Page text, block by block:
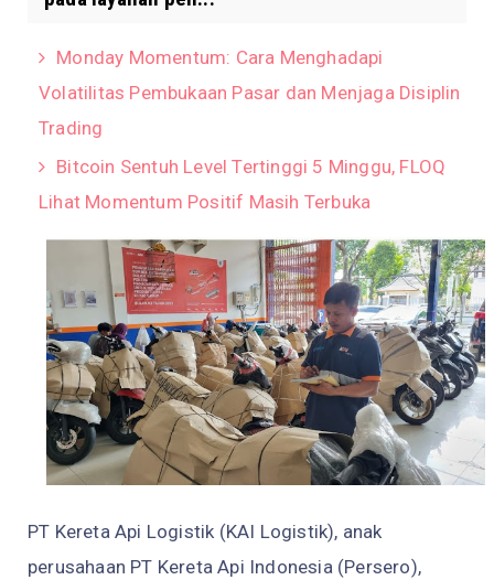
Monday Momentum: Cara Menghadapi
Volatilitas Pembukaan Pasar dan Menjaga Disiplin
Trading
Bitcoin Sentuh Level Tertinggi 5 Minggu, FLOQ
Lihat Momentum Positif Masih Terbuka
PT Kereta Api Logistik (KAI Logistik), anak
perusahaan PT Kereta Api Indonesia (Persero),